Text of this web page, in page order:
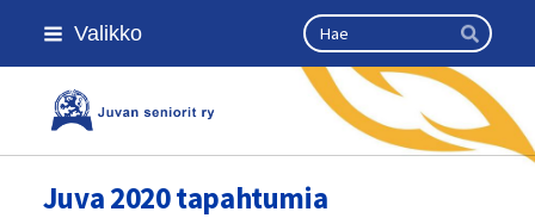
Siirry
sivun
Valikko Haku
Hae
Kansallinen senioriliitto
Juva 2020 tapahtumia